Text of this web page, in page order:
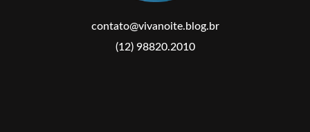
contato@vivanoite.blog.br
(12) 98820.2010